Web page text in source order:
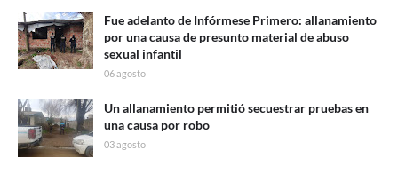
Fue adelanto de Infórmese Primero: allanamiento
por una causa de presunto material de abuso
sexual infantil
06 agosto
Un allanamiento permitió secuestrar pruebas en
una causa por robo
03 agosto